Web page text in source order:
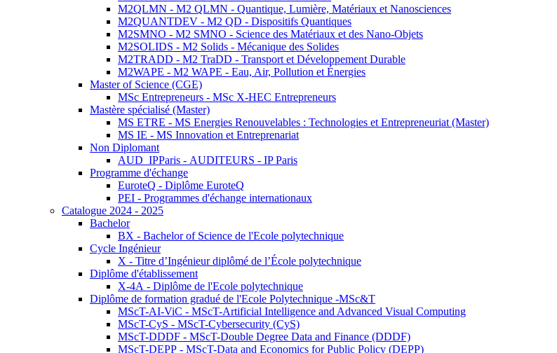
M2QLMN - M2 QLMN - Quantique, Lumière, Matériaux et Nanosciences
M2QUANTDEV - M2 QD - Dispositifs Quantiques
M2SMNO - M2 SMNO - Science des Matériaux et des Nano-Objets
M2SOLIDS - M2 Solids - Mécanique des Solides
M2TRADD - M2 TraDD - Transport et Développement Durable
M2WAPE - M2 WAPE - Eau, Air, Pollution et Énergies
Master of Science (CGE)
MSc Entrepreneurs - MSc X-HEC Entrepreneurs
Mastère spécialisé (Master)
MS ETRE - MS Energies Renouvelables : Technologies et Entrepreneuriat (Master)
MS IE - MS Innovation et Entreprenariat
Non Diplomant
AUD_IPParis - AUDITEURS - IP Paris
Programme d'échange
EuroteQ - Diplôme EuroteQ
PEI - Programmes d'échange internationaux
Catalogue 2024 - 2025
Bachelor
BX - Bachelor of Science de l'Ecole polytechnique
Cycle Ingénieur
X - Titre d’Ingénieur diplômé de l’École polytechnique
Diplôme d'établissement
X-4A - Diplôme de l'Ecole polytechnique
Diplôme de formation gradué de l'Ecole Polytechnique -MSc&T
MScT-AI-ViC - MScT-Artificial Intelligence and Advanced Visual Computing
MScT-CyS - MScT-Cybersecurity (CyS)
MScT-DDDF - MScT-Double Degree Data and Finance (DDDF)
MScT-DEPP - MScT-Data and Economics for Public Policy (DEPP)